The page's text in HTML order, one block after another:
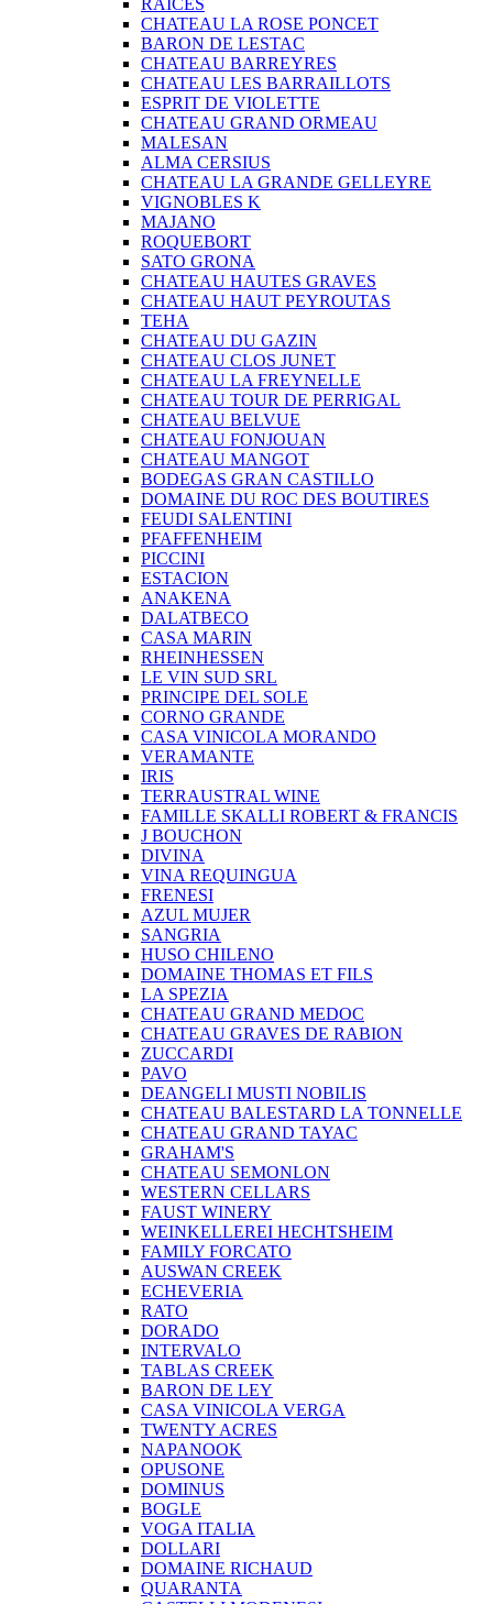
RAICES
CHATEAU LA ROSE PONCET
BARON DE LESTAC
CHATEAU BARREYRES
CHATEAU LES BARRAILLOTS
ESPRIT DE VIOLETTE
CHATEAU GRAND ORMEAU
MALESAN
ALMA CERSIUS
CHATEAU LA GRANDE GELLEYRE
VIGNOBLES K
MAJANO
ROQUEBORT
SATO GRONA
CHATEAU HAUTES GRAVES
CHATEAU HAUT PEYROUTAS
TEHA
CHATEAU DU GAZIN
CHATEAU CLOS JUNET
CHATEAU LA FREYNELLE
CHATEAU TOUR DE PERRIGAL
CHATEAU BELVUE
CHATEAU FONJOUAN
CHATEAU MANGOT
BODEGAS GRAN CASTILLO
DOMAINE DU ROC DES BOUTIRES
FEUDI SALENTINI
PFAFFENHEIM
PICCINI
ESTACION
ANAKENA
DALATBECO
CASA MARIN
RHEINHESSEN
LE VIN SUD SRL
PRINCIPE DEL SOLE
CORNO GRANDE
CASA VINICOLA MORANDO
VERAMANTE
IRIS
TERRAUSTRAL WINE
FAMILLE SKALLI ROBERT & FRANCIS
J BOUCHON
DIVINA
VINA REQUINGUA
FRENESI
AZUL MUJER
SANGRIA
HUSO CHILENO
DOMAINE THOMAS ET FILS
LA SPEZIA
CHATEAU GRAND MEDOC
CHATEAU GRAVES DE RABION
ZUCCARDI
PAVO
DEANGELI MUSTI NOBILIS
CHATEAU BALESTARD LA TONNELLE
CHATEAU GRAND TAYAC
GRAHAM'S
CHATEAU SEMONLON
WESTERN CELLARS
FAUST WINERY
WEINKELLEREI HECHTSHEIM
FAMILY FORCATO
AUSWAN CREEK
ECHEVERIA
RATO
DORADO
INTERVALO
TABLAS CREEK
BARON DE LEY
CASA VINICOLA VERGA
TWENTY ACRES
NAPANOOK
OPUSONE
DOMINUS
BOGLE
VOGA ITALIA
DOLLARI
DOMAINE RICHAUD
QUARANTA